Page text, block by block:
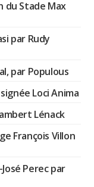
du Stade Max
par Rudy
par Populous
Loci Anima
Lénack
François Villon
Perec par